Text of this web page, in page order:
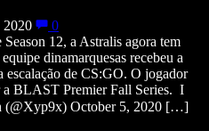
2020
0
12, a Astralis agora tem
dinamarquesas recebeu a
de CS:GO. O jogador
a BLAST Premier Fall Series. I
(@Xyp9x) October 5, 2020 […]